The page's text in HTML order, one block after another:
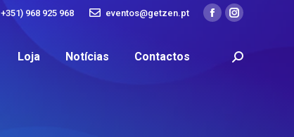
+351) 968 925 968 eventos@getzen.pt
Loja Notícias Contactos